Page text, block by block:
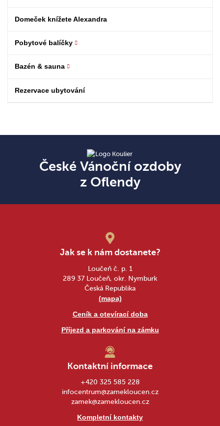
Domeček knížete Alexandra
Pobytové balíčky
Bazén & sauna
Rezervace ubytování
České Vánoční ozdoby
z Oflendy
Jak se k nám dostanete?
Loučeň č. p. 1
289 37 Loučeň, okr. Nymburk
Česká Republika
(mapa)
Ceník a otevírací doba
Příjezd a parkování na zámku
Kontaktní informace
+420 325 585 228
infocentrum@zamekloucen.cz
zamek@zamekloucen.cz
Kompletní kontakty